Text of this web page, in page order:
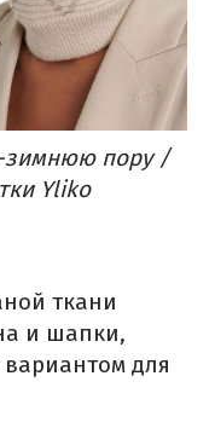
зимнюю пору /
Yliko
ткани
и шапки,
для